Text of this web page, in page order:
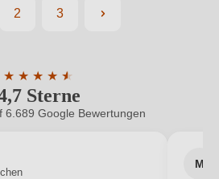
Seite
2
Seite
3
Sterne
★ ★ ★ ★ ★
★
Durchschnittliche Bewertung von 4.7
6.689 Google Bewertungen
M